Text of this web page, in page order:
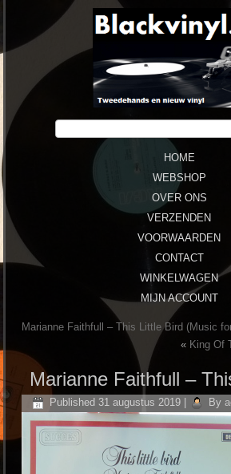
HOME
WEBSHOP
OVER ONS
VERZENDEN
VOORWAARDEN
CONTACT
WINKELWAGEN
MIJN ACCOUNT
Marianne Faithfull ‎– This Little Bird (Music
« King Of
Marianne Faithfull ‎–
Published 31 augustus 2019 By